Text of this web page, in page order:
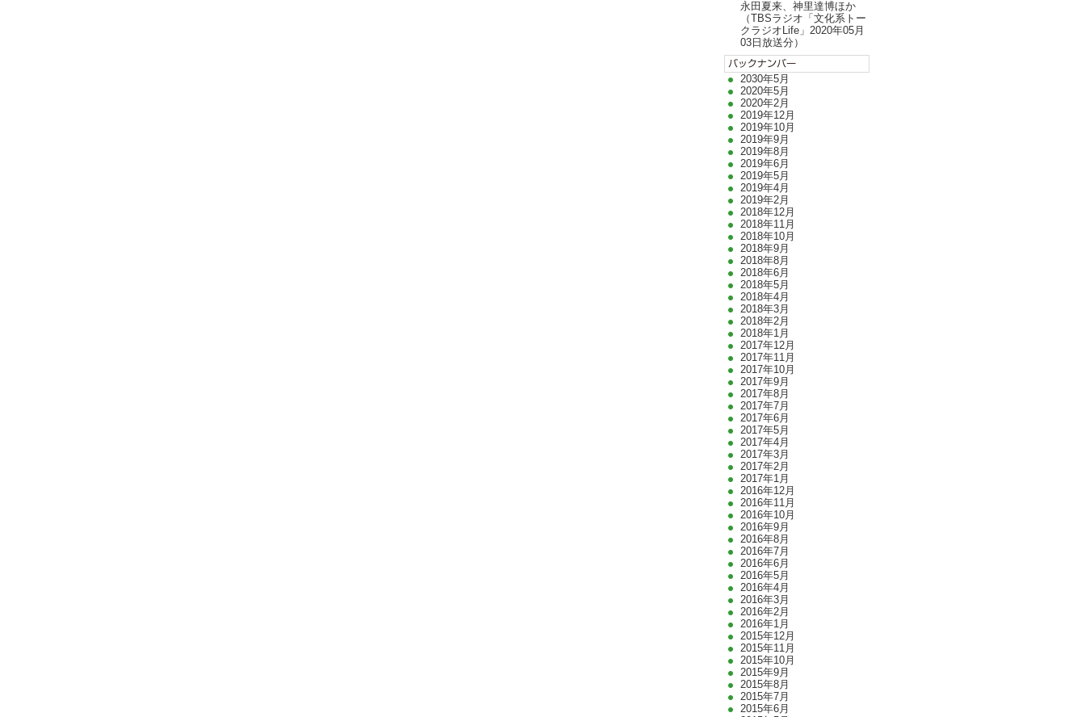
永田夏来、神里達博ほか
（TBSラジオ「文化系トー
クラジオLife」2020年05月
03日放送分）
2030年5月
2020年5月
2020年2月
2019年12月
2019年10月
2019年9月
2019年8月
2019年6月
2019年5月
2019年4月
2019年2月
2018年12月
2018年11月
2018年10月
2018年9月
2018年8月
2018年6月
2018年5月
2018年4月
2018年3月
2018年2月
2018年1月
2017年12月
2017年11月
2017年10月
2017年9月
2017年8月
2017年7月
2017年6月
2017年5月
2017年4月
2017年3月
2017年2月
2017年1月
2016年12月
2016年11月
2016年10月
2016年9月
2016年8月
2016年7月
2016年6月
2016年5月
2016年4月
2016年3月
2016年2月
2016年1月
2015年12月
2015年11月
2015年10月
2015年9月
2015年8月
2015年7月
2015年6月